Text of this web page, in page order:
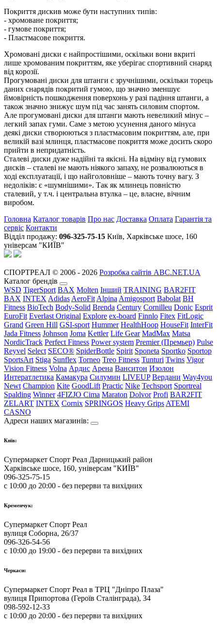
Покриття дискив може бути наступних типів:
- хромоване покриття;
- гумове покриття;
- Пластмасове покриття.
Хромовані диски є найпростішими, оскільки вони вкриті
лише хромованим покриттям, яке уберігає спортивний снаряд
від корозії.
Прогумовані диски для штанги є зручнішими, оскільки торець
даних снарядів покритий гумою, що значно зменшує
ймовірність пошкодження поверхонь у разі падіння штанги, а
також значно знижує шум під час занять силовим спортом.
Але прогумовані диски для штанги мають невеликий мінус –
легкий запах гуми. Саме з метою усунення даного мінуса
деякі диски створюються з пластмасовим покриттям, але, при
великій вазі млинця, пластмасове покриття може досить скоро
прийти в непридатність.
Сталеві диски дуже надійні та якісні. На відміну від гумових
дисків – сталеві не мають ніякого запаху, не розвалюються в
ході експлуатації, і що найголовніше – мають точну вагу. З
недоліків: є «шумнішими». Так як млинець повністю
сталевий, у т.ч. і центральна втулка – це, власне, вічним
виробом.
Головна Каталог товарів Про нас Доставка Оплата Гарантія та
сервіс Контакти
Відділ продажу: 096-325-75-15 Київ, Харківське шосе, 160
універсам "КИЇВ"
СПОРТРЕАЛ © 2006 - 2026 Розробка сайтів ABC.NET.UA
Каталог брендів
WSD TigerSport BAX Molten Інший TRAINING BAR2FIT
BAX INTEX Adidas AeroFit Alpina Amigosport Babolat BH
Fitness BioTech Body-Solid Brenda Century Cornilleu Donic Esprit
EuroFit Everlast Original Explore ex-board Finnlo Fitex FitLogic
Grand Green Hill GSI-sport Hummer HealthHoop HouseFit InterFit
Jada Fitness Johnson Joma Kettler Life Gear MadMax Matsa
NordicTrack Perfect Fitness Power system Premier (Премьер) Pulse
Reyvel Select SECO® SpiderBottle Spirit Sponeta Sportko Sportop
SportsArt Stiga Sunflex Torneo Treo Fitness Tunturi Twins Vigor
Vision Fitness Volna Ардис Арена Ванситон Изолон
Интератлетика Камакура Силумин LIVEUP Вердани Way4you
Newt Champion Kite GoodLift Practic Nike Techsport Sportreal
Spalding Winner 4FIZJO Cima Maraton Dolvor Profi BAR2FIT
ZELART INTEX Cornix SPRINGOS Heavy Grips ATEMI
CASNO
Адреси наших магазинів:
Київ:
Супермаркет Спорт Реал Дарницький район
Харківське шосе, 160, універсам "КИЇВ"
096-325-75-15
с 10:00 до 20:00 - без перерви та вихідних
Кременчук:
Супермаркет Спорт Реал
вулиця Соборна, 26/37
096-326-54-56
с 10:00 до 19:00 - без перерви та вихідних
Черкаси:
Супермаркет Спорт Реал в ТРЦ "Дніпро Плаза"
вулиця Припортова (Героїв Сталінграда), 34
098-592-12-33
с 10:00 до 20:00 - без перерви та вихідних